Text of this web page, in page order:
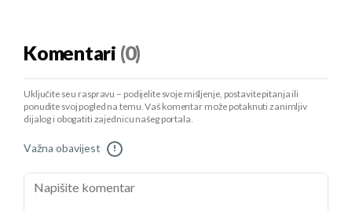
Komentari (0)
Uključite se u raspravu – podijelite svoje mišljenje, postavite pitanja ili
ponudite svoj pogled na temu. Vaš komentar može potaknuti zanimljiv
dijalog i obogatiti zajednicu našeg portala.
Važna obavijest !